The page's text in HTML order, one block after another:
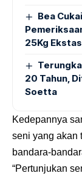
Bea
25Kg
20 Tahun,
Soetta
Kedepannya
seni yang akan
bandara-
“Pertunjukan